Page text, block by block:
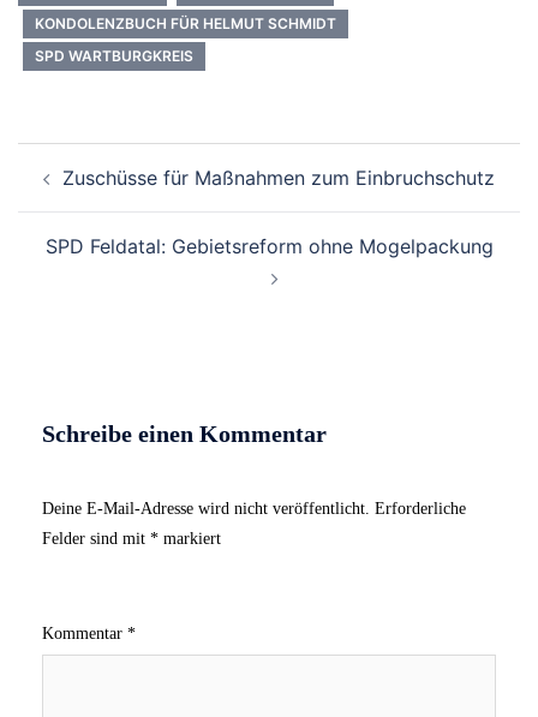
KONDOLENZBUCH FÜR HELMUT SCHMIDT
SPD WARTBURGKREIS
Navigation
Zuschüsse für Maßnahmen zum Einbruchschutz
SPD Feldatal: Gebietsreform ohne Mogelpackung
Schreibe einen Kommentar
Deine E-Mail-Adresse wird nicht veröffentlicht. Erforderliche
Felder sind mit * markiert
Kommentar *